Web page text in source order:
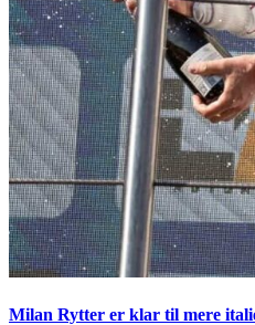
Milan Rytter er klar til mere